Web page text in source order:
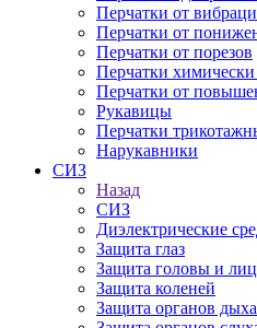
Перчатки от
Перчатки от
Перчатки от порезов
Перчатки химически
Перчатки от
Рукавицы
Перчатки
Нарукавники
СИЗ
Назад
СИЗ
Диэлектрические
Защита глаз
Защита головы и
Защита коленей
Защита органов